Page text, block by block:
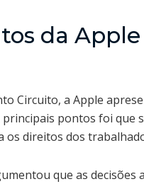
da
Circuito, a Apple
pontos foi que
direitos dos
que as